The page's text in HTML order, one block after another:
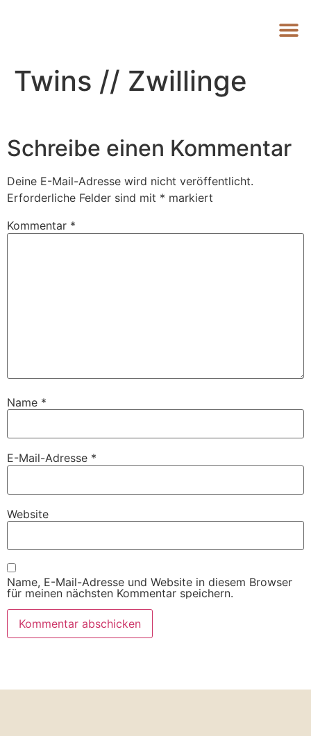
Twins // Zwillinge
Schreibe einen Kommentar
Deine E-Mail-Adresse wird nicht veröffentlicht.
Erforderliche Felder sind mit * markiert
Kommentar *
Name *
E-Mail-Adresse *
Website
Name, E-Mail-Adresse und Website in diesem Browser
für meinen nächsten Kommentar speichern.